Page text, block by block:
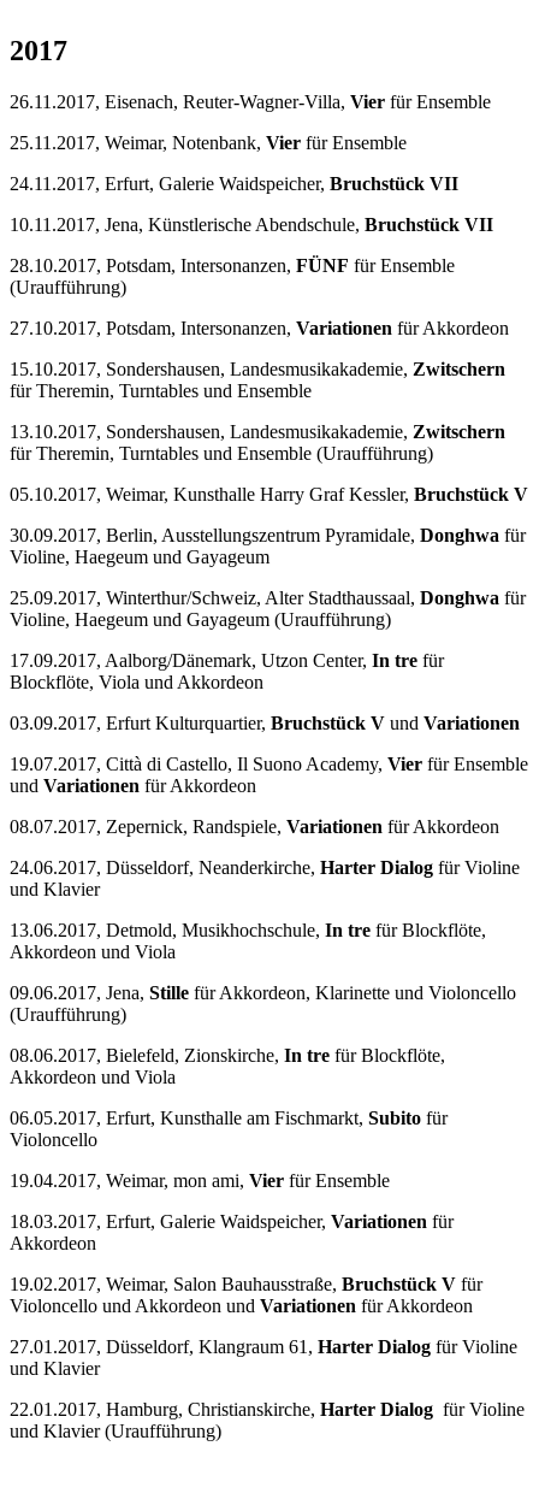
2017
26.11.2017, Eisenach, Reuter-Wagner-Villa, Vier für Ensemble
25.11.2017, Weimar, Notenbank, Vier für Ensemble
24.11.2017, Erfurt, Galerie Waidspeicher, Bruchstück VII
10.11.2017, Jena, Künstlerische Abendschule, Bruchstück VII
28.10.2017, Potsdam, Intersonanzen, FÜNF für Ensemble
(Uraufführung)
27.10.2017, Potsdam, Intersonanzen, Variationen für Akkordeon
15.10.2017, Sondershausen, Landesmusikakademie, Zwitschern
für Theremin, Turntables und Ensemble
13.10.2017, Sondershausen, Landesmusikakademie, Zwitschern
für Theremin, Turntables und Ensemble (Uraufführung)
05.10.2017, Weimar, Kunsthalle Harry Graf Kessler, Bruchstück V
30.09.2017, Berlin, Ausstellungszentrum Pyramidale, Donghwa für
Violine, Haegeum und Gayageum
25.09.2017, Winterthur/Schweiz, Alter Stadthaussaal, Donghwa für
Violine, Haegeum und Gayageum (Uraufführung)
17.09.2017, Aalborg/Dänemark, Utzon Center, In tre für
Blockflöte, Viola und Akkordeon
03.09.2017, Erfurt Kulturquartier, Bruchstück V und Variationen
19.07.2017, Città di Castello, Il Suono Academy, Vier für Ensemble
und Variationen für Akkordeon
08.07.2017, Zepernick, Randspiele, Variationen für Akkordeon
24.06.2017, Düsseldorf, Neanderkirche, Harter Dialog für Violine
und Klavier
13.06.2017, Detmold, Musikhochschule, In tre für Blockflöte,
Akkordeon und Viola
09.06.2017, Jena, Stille für Akkordeon, Klarinette und Violoncello
(Uraufführung)
08.06.2017, Bielefeld, Zionskirche, In tre für Blockflöte,
Akkordeon und Viola
06.05.2017, Erfurt, Kunsthalle am Fischmarkt, Subito für
Violoncello
19.04.2017, Weimar, mon ami, Vier für Ensemble
18.03.2017, Erfurt, Galerie Waidspeicher, Variationen für
Akkordeon
19.02.2017, Weimar, Salon Bauhausstraße, Bruchstück V für
Violoncello und Akkordeon und Variationen für Akkordeon
27.01.2017, Düsseldorf, Klangraum 61, Harter Dialog für Violine
und Klavier
22.01.2017, Hamburg, Christianskirche, Harter Dialog für Violine
und Klavier (Uraufführung)